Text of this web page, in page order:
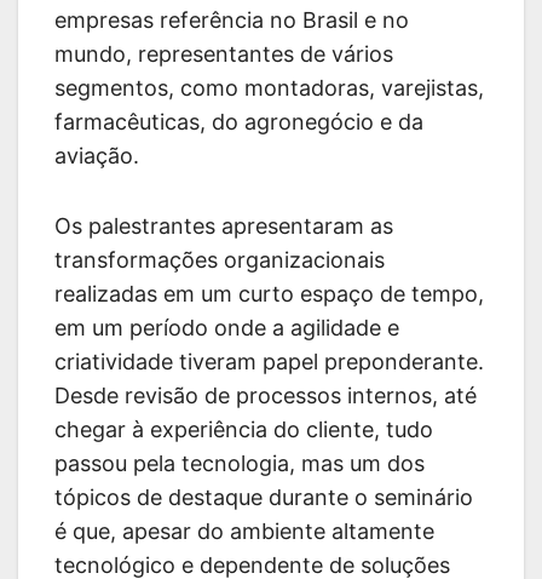
empresas referência no Brasil e no
mundo, representantes de vários
segmentos, como montadoras, varejistas,
farmacêuticas, do agronegócio e da
aviação.
Os palestrantes apresentaram as
transformações organizacionais
realizadas em um curto espaço de tempo,
em um período onde a agilidade e
criatividade tiveram papel preponderante.
Desde revisão de processos internos, até
chegar à experiência do cliente, tudo
passou pela tecnologia, mas um dos
tópicos de destaque durante o seminário
é que, apesar do ambiente altamente
tecnológico e dependente de soluções